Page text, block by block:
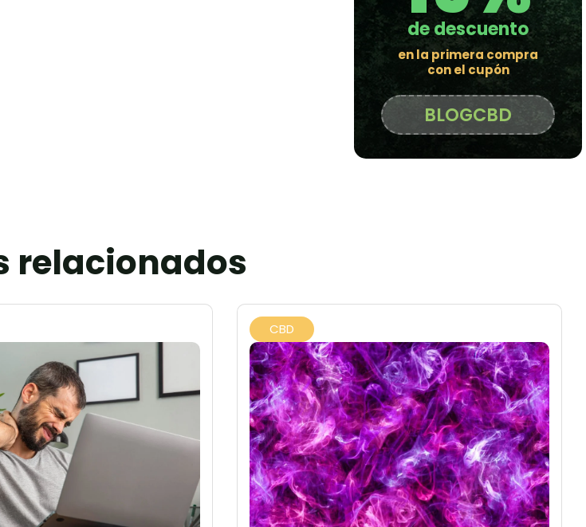
de descuento
en la primera compra
con el cupón
BLOGCBD
relacionados
CBD